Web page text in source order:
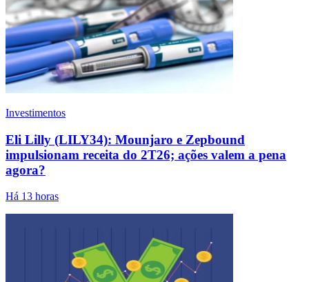
Investimentos
Eli Lilly (LILY34): Mounjaro e Zepbound
impulsionam receita do 2T26; ações valem a pena
agora?
Há 13 horas